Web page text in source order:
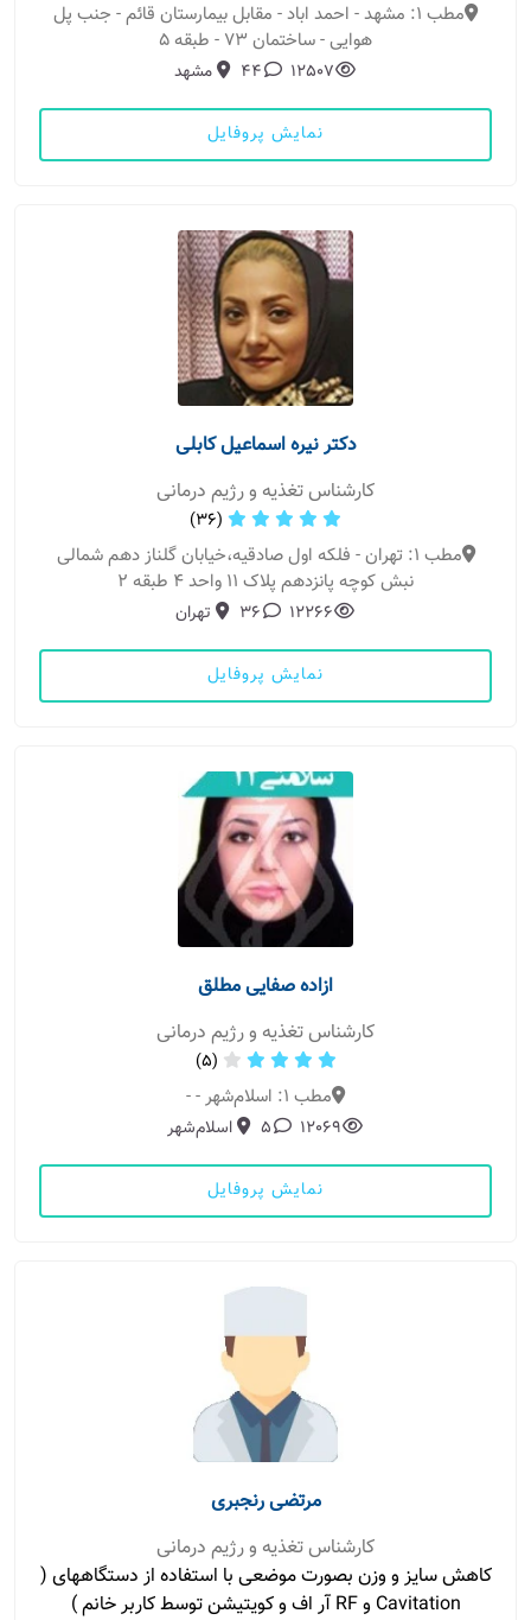
مطب 1: مشهد - احمد اباد - مقابل بیمارستان قائم - جنب پل
هوایی - ساختمان 73 - طبقه 5
12507
44 مشهد
نمایش پروفایل
دکتر نیره اسماعیل کابلی
کارشناس تغذیه و رژیم درمانی
(36)
مطب 1: تهران - فلکه اول صادقیه،خیابان گلناز دهم شمالی
نبش کوچه پانزدهم پلاک 11 واحد 4 طبقه 2
12266
36 تهران
نمایش پروفایل
ازاده صفایی مطلق
کارشناس تغذیه و رژیم درمانی
(5)
مطب 1: اسلام‌شهر - -
12069
5 اسلام‌شهر
نمایش پروفایل
مرتضی رنجبری
کارشناس تغذیه و رژیم درمانی
کاهش سایز و وزن بصورت موضعی با استفاده از دستگاههای (
Cavitation و RF آر اف و کویتیشن توسط کاربر خانم )